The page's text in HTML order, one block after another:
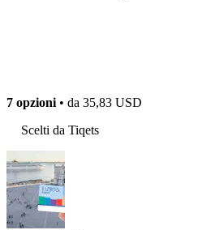
7 opzioni • da 35,83 USD
Scelti da Tiqets